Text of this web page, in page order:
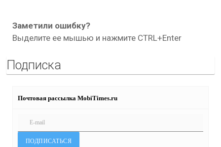
Заметили ошибку?
Выделите ее мышью и нажмите CTRL+Enter
Подписка
Почтовая рассылка MobiTimes.ru